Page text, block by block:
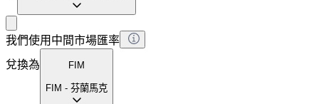
我們使用中間市場匯率
兌換為
FIM
FIM - 芬蘭馬克